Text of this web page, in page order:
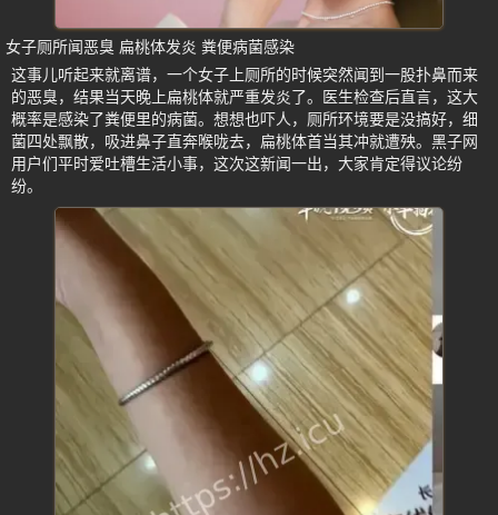
女子厕所闻恶臭 扁桃体发炎 粪便病菌感染
这事儿听起来就离谱，一个女子上厕所的时候突然闻到一股扑鼻而来
的恶臭，结果当天晚上扁桃体就严重发炎了。医生检查后直言，这大
概率是感染了粪便里的病菌。想想也吓人，厕所环境要是没搞好，细
菌四处飘散，吸进鼻子直奔喉咙去，扁桃体首当其冲就遭殃。黑子网
用户们平时爱吐槽生活小事，这次这新闻一出，大家肯定得议论纷
纷。